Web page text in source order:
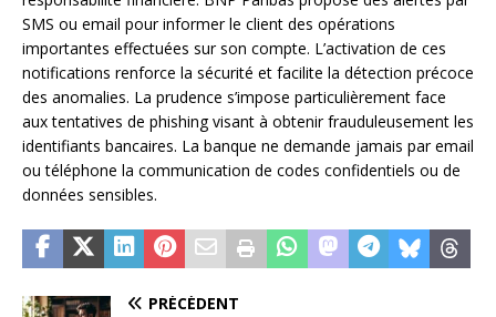
SMS ou email pour informer le client des opérations
importantes effectuées sur son compte. L’activation de ces
notifications renforce la sécurité et facilite la détection précoce
des anomalies. La prudence s’impose particulièrement face
aux tentatives de phishing visant à obtenir frauduleusement les
identifiants bancaires. La banque ne demande jamais par email
ou téléphone la communication de codes confidentiels ou de
données sensibles.
PRÉCÉDENT